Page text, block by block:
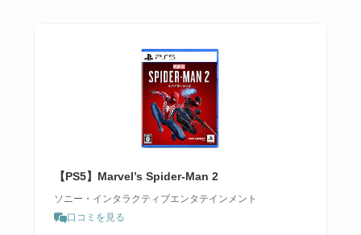
【PS5】Marvel’s Spider-Man 2
ソニー・インタラクティブエンタテインメント
口コミを見る